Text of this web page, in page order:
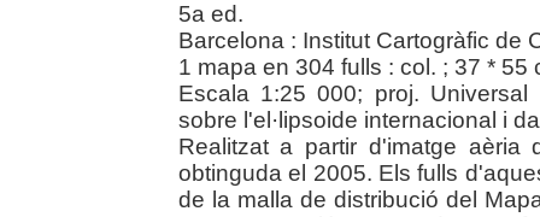
5a ed.
Barcelona : Institut Cartogràfic de
1 mapa en 304 fulls : col. ; 37 * 55
Escala 1:25 000; proj.
sobre l'el·lipsoide internacional i
Realitzat a partir d'imatge aèria
obtinguda el 2005. Els fulls
de la malla de distribució del